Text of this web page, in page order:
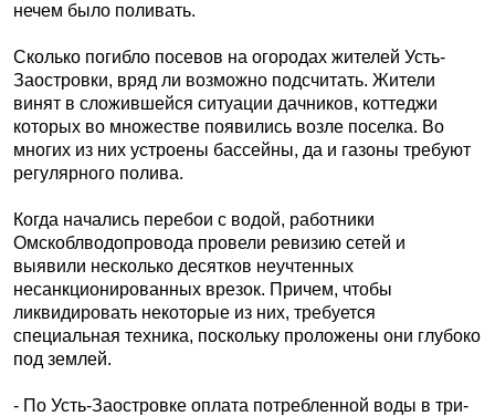
нечем было поливать.
Сколько погибло посевов на огородах жителей Усть-
Заостровки, вряд ли возможно подсчитать. Жители
винят в сложившейся ситуации дачников, коттеджи
которых во множестве появились возле поселка. Во
многих из них устроены бассейны, да и газоны требуют
регулярного полива.
Когда начались перебои с водой, работники
Омскоблводопровода провели ревизию сетей и
выявили несколько десятков неучтенных
несанкционированных врезок. Причем, чтобы
ликвидировать некоторые из них, требуется
специальная техника, поскольку проложены они глубоко
под землей.
- По Усть-Заостровке оплата потреб­ленной воды в три-